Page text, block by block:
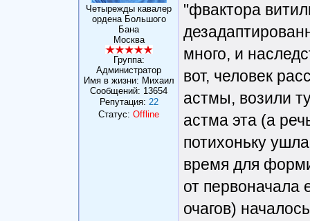
Четырежды кавалер
ордена Большого
Бана
Москва
Группа:
Администратор
Имя в жизни: Михаил
Сообщений: 13654
Репутация: 22
Статус: Offline
"фвактора
много, и
вот, человек
астмы, возили
астма эта (а
потихоньку
время для
от первоначала
очагов)